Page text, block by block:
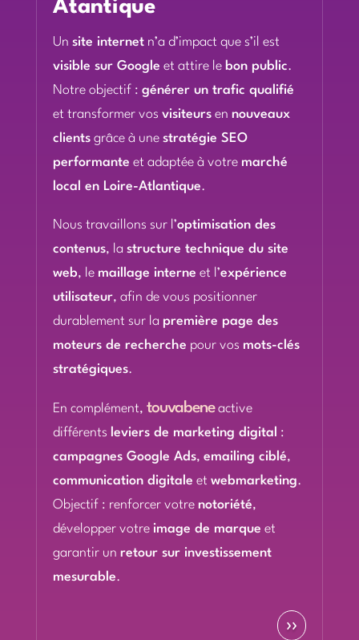
Atantique
Un site internetn’a d’impact que s’il est
visible sur Google et attire le bon public.
Notre objectif : générer un trafic qualifié
et transformer vos visiteursen nouveaux
clientsgrâce à une stratégie SEO
performante et adaptée à votre marché
local en Loire-Atlantique.
Nous travaillons sur l’optimisation des
contenus, la structure technique du site
web, le maillage interne et l’expérience
utilisateur, afin de vous positionner
durablement sur la première page des
moteurs de recherche pour vos mots-clés
stratégiques.
En complément, touvabeneactive
différents leviers de marketing digital :
campagnes Google Ads, emailing ciblé,
communication digitale et webmarketing.
Objectif : renforcer votre notoriété,
développer votre image de marque et
garantir un retour sur investissement
mesurable.
››